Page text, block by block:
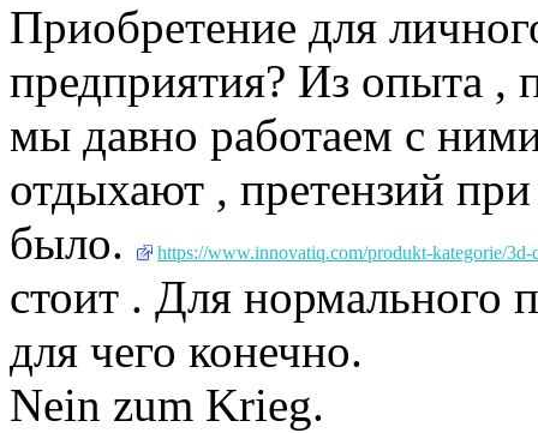
Приобретение для
предприятия? Из опыта ,
мы давно работаем с
отдыхают , претензий
было.
https://www.innovatiq.com/produkt-kategorie/3d-
стоит . Для
для чего конечно.
Nein zum Krieg.